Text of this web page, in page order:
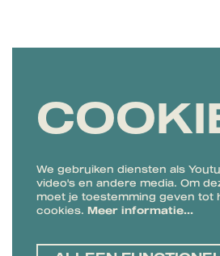
We gebruiken diensten als
video's en andere media. Om
moet je toestemming geven tot
cookies. Meer informatie…